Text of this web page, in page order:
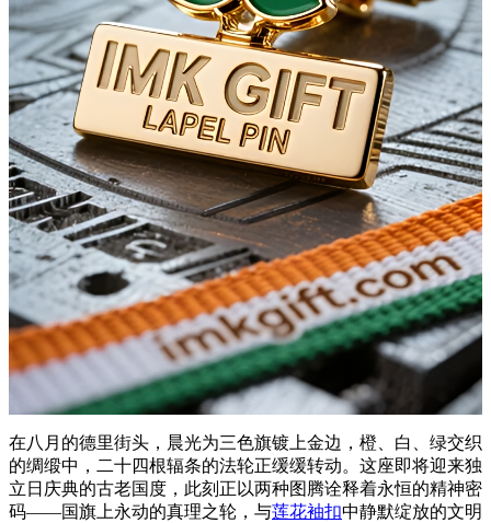
在八月的德里街头，晨光为三色旗镀上金边，橙、白、绿交织
的绸缎中，二十四根辐条的法轮正缓缓转动。这座即将迎来独
立日庆典的古老国度，此刻正以两种图腾诠释着永恒的精神密
码——国旗上永动的真理之轮，与莲花袖扣中静默绽放的文明